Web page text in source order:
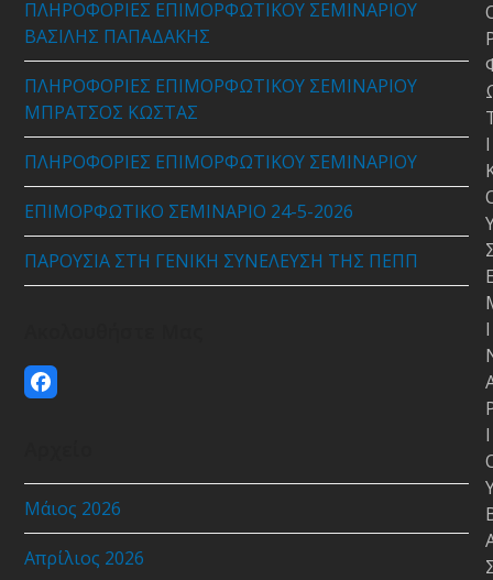
ΠΛΗΡΟΦΟΡΙΕΣ ΕΠΙΜΟΡΦΩΤΙΚΟΥ ΣΕΜΙΝΑΡΙΟΥ
ΒΑΣΙΛΗΣ ΠΑΠΑΔΑΚΗΣ
ΠΛΗΡΟΦΟΡΙΕΣ ΕΠΙΜΟΡΦΩΤΙΚΟΥ ΣΕΜΙΝΑΡΙΟΥ
ΜΠΡΑΤΣΟΣ ΚΩΣΤΑΣ
ΠΛΗΡΟΦΟΡΙΕΣ ΕΠΙΜΟΡΦΩΤΙΚΟΥ ΣΕΜΙΝΑΡΙΟΥ
ΕΠΙΜΟΡΦΩΤΙΚΟ ΣΕΜΙΝΑΡΙΟ 24-5-2026
ΠΑΡΟΥΣΙΑ ΣΤΗ ΓΕΝΙΚΗ ΣΥΝΕΛΕΥΣΗ ΤΗΣ ΠΕΠΠ
Facebook
Μάιος 2026
Απρίλιος 2026
Ι
Ι
Ι